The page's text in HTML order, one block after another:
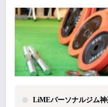
LiMEパーソナルジム